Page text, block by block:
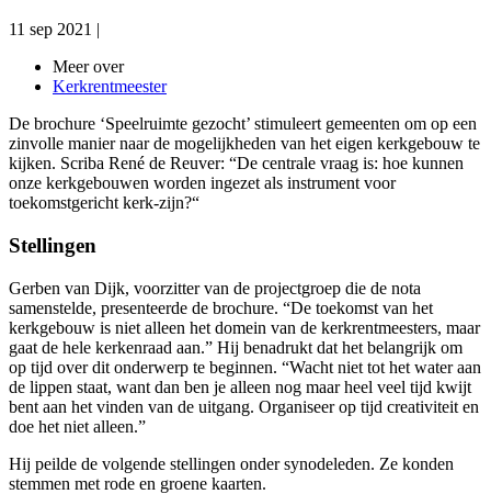
11 sep 2021 |
Meer over
Kerkrentmeester
De brochure ‘Speelruimte gezocht’ stimuleert gemeenten om op een
zinvolle manier naar de mogelijkheden van het eigen kerkgebouw te
kijken. Scriba René de Reuver: “De centrale vraag is: hoe kunnen
onze kerkgebouwen worden ingezet als instrument voor
toekomstgericht kerk-zijn?“
Stellingen
Gerben van Dijk, voorzitter van de projectgroep die de nota
samenstelde, presenteerde de brochure. “De toekomst van het
kerkgebouw is niet alleen het domein van de kerkrentmeesters, maar
gaat de hele kerkenraad aan.” Hij benadrukt dat het belangrijk om
op tijd over dit onderwerp te beginnen. “Wacht niet tot het water aan
de lippen staat, want dan ben je alleen nog maar heel veel tijd kwijt
bent aan het vinden van de uitgang. Organiseer op tijd creativiteit en
doe het niet alleen.”
Hij peilde de volgende stellingen onder synodeleden. Ze konden
stemmen met rode en groene kaarten.